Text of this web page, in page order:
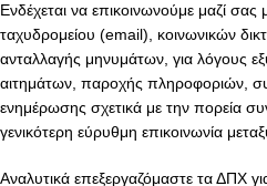
Ενδέχεται να επικοινωνούμε μαζί
ταχυδρομείου (email), κοινωνικών
ανταλλαγής μηνυμάτων, για λόγους
αιτημάτων, παροχής πληροφοριών,
ενημέρωσης σχετικά με την πορεία
γενικότερη εύρυθμη επικοινωνία
Αναλυτικά επεξεργαζόμαστε τα ΔΠΧ